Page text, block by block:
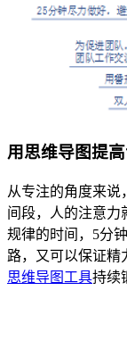
用思维导图提
从专注的角度来说
间段，人的注意力
规律的时间，5分
路，又可以保证精
思维导图工具持续